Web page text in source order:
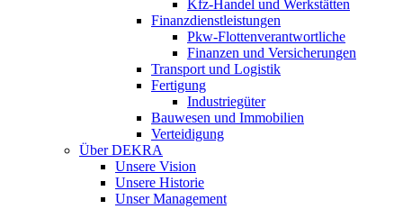
Kfz-Handel und Werkstätten
Finanzdienstleistungen
Pkw‑Flottenverantwortliche
Finanzen und Versicherungen
Transport und Logistik
Fertigung
Industriegüter
Bauwesen und Immobilien
Verteidigung
Über DEKRA
Unsere Vision
Unsere Historie
Unser Management